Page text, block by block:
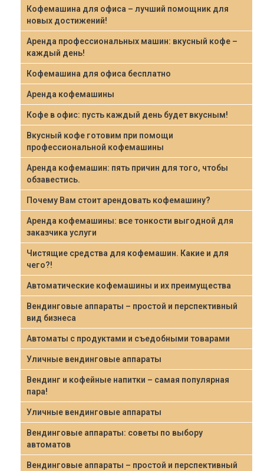
Кофемашина для офиса – лучший помощник для
новых достижений!
Аренда профессиональных машин: вкусный кофе –
каждый день!
Кофемашина для офиса бесплатно
Аренда кофемашины
Кофе в офис: пусть каждый день будет вкусным!
Вкусный кофе готовим при помощи
профессиональной кофемашины
Аренда кофемашин: пять причин для того, чтобы
обзавестись.
Почему Вам стоит арендовать кофемашину?
Аренда кофемашины: все тонкости выгодной для
заказчика услуги
Чистящие средства для кофемашин. Какие и для
чего?!
Автоматические кофемашины и их преимущества
Вендинговые аппараты – простой и перспективный
вид бизнеса
Автоматы с продуктами и съедобными товарами
Уличные вендинговые аппараты
Вендинг и кофейные напитки – самая популярная
пара!
Уличные вендинговые аппараты
Вендинговые аппараты: советы по выбору
автоматов
Вендинговые аппараты – простой и перспективный